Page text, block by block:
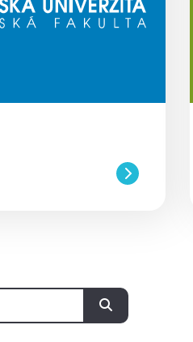
Vyhledat kurzy